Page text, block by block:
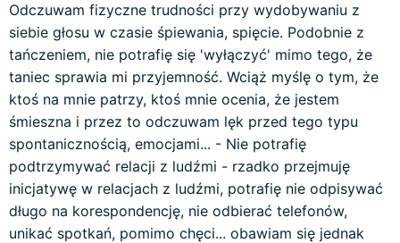
Odczuwam fizyczne trudności przy wydobywaniu z
siebie głosu w czasie śpiewania, spięcie. Podobnie z
tańczeniem, nie potrafię się 'wyłączyć' mimo tego, że
taniec sprawia mi przyjemność. Wciąż myślę o tym, że
ktoś na mnie patrzy, ktoś mnie ocenia, że jestem
śmieszna i przez to odczuwam lęk przed tego typu
spontanicznością, emocjami... - Nie potrafię
podtrzymywać relacji z ludźmi - rzadko przejmuję
inicjatywę w relacjach z ludźmi, potrafię nie odpisywać
długo na korespondencję, nie odbierać telefonów,
unikać spotkań, pomimo chęci... obawiam się jednak